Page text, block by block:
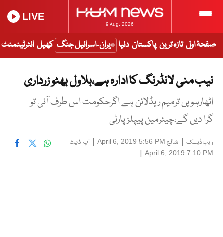
9 Aug, 2026
LIVE
صفحۂ اول تازہ ترین پاکستان دنیا ایران-اسرائیل جنگ کھیل انٹرٹینمنٹ
نیب منی لانڈرنگ کا ادارہ ہے،بلاول بھٹو زرداری
اٹھارہویں ترمیم ریڈلائن ہے اگرحکومت اس طرف آئی تو
گرا دیں گے،چیئرمین پیپلزپارٹی
ویب ڈیسک | شائع April 6, 2019 5:56 PM
| اپ ڈیٹ
April 6, 2019 7:10 PM
|